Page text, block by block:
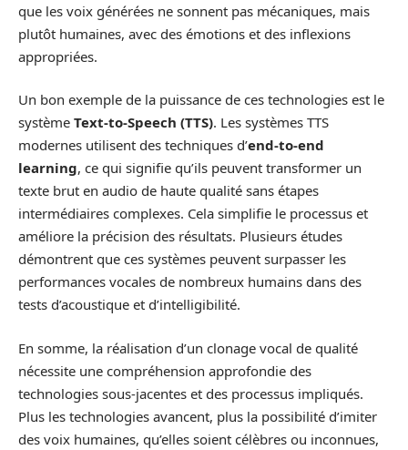
que les voix générées ne sonnent pas mécaniques, mais
plutôt humaines, avec des émotions et des inflexions
appropriées.
Un bon exemple de la puissance de ces technologies est le
système Text-to-Speech (TTS). Les systèmes TTS
modernes utilisent des techniques d’end-to-end
learning, ce qui signifie qu’ils peuvent transformer un
texte brut en audio de haute qualité sans étapes
intermédiaires complexes. Cela simplifie le processus et
améliore la précision des résultats. Plusieurs études
démontrent que ces systèmes peuvent surpasser les
performances vocales de nombreux humains dans des
tests d’acoustique et d’intelligibilité.
En somme, la réalisation d’un clonage vocal de qualité
nécessite une compréhension approfondie des
technologies sous-jacentes et des processus impliqués.
Plus les technologies avancent, plus la possibilité d’imiter
des voix humaines, qu’elles soient célèbres ou inconnues,